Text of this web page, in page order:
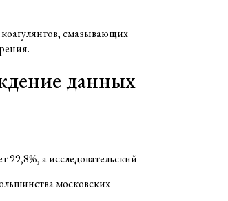
смазывающих
данных
99,8%, а исследовательский
московских